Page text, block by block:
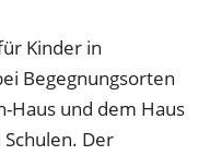
Kinder in
Begegnungsorten
Haus und dem Haus
Der